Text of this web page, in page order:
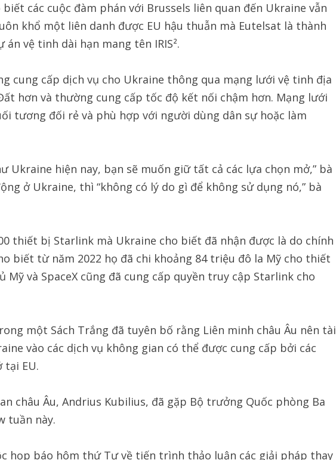
các cuộc đàm phán với Brussels liên quan đến Ukraine vẫn
khổ một liên danh được EU hậu thuẫn mà Eutelsat là thành
vệ tinh dài hạn mang tên IRIS².
cung cấp dịch vụ cho Ukraine thông qua mạng lưới vệ tinh địa
hơn và thường cung cấp tốc độ kết nối chậm hơn. Mạng lưới
tương đối rẻ và phù hợp với người dùng dân sự hoặc làm
Ukraine hiện nay, bạn sẽ muốn giữ tất cả các lựa chọn mở,” bà
ở Ukraine, thì “không có lý do gì để không sử dụng nó,” bà
thiết bị Starlink mà Ukraine cho biết đã nhận được là do chính
biết từ năm 2022 họ đã chi khoảng 84 triệu đô la Mỹ cho thiết
Mỹ và SpaceX cũng đã cung cấp quyền truy cập Starlink cho
một Sách Trắng đã tuyên bố rằng Liên minh châu Âu nên tài
vào các dịch vụ không gian có thể được cung cấp bởi các
tại EU.
châu Âu, Andrius Kubilius, đã gặp Bộ trưởng Quốc phòng Ba
tuần này.
họp báo hôm thứ Tư về tiến trình thảo luận các giải pháp thay